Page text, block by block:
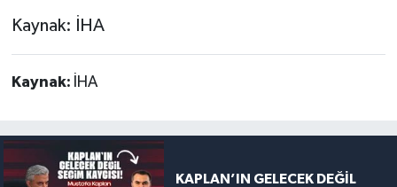
Kaynak: İHA
Kaynak: İHA
KAPLAN’IN GELECEK DEĞİL